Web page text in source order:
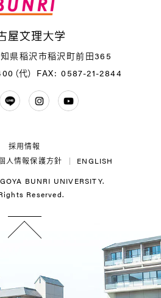
県稲沢市稲沢町前田365
（代） FAX: 0587-21-2844
ENGLISH
人情報保護方針
採用情報
BUNRI UNIVERSITY.
Reserved.